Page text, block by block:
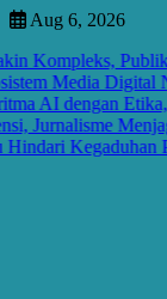
Skip
content
Aug 6, 2026
Publik
Media Digital
dengan Etika,
Menjaga
Kegaduhan Politik